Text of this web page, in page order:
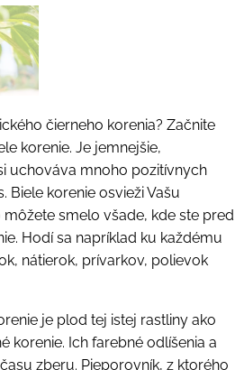
čierneho korenia? Začnite
korenie. Je jemnejšie,
uchováva mnoho pozitívnych
Biele korenie osvieži Vašu
smelo všade, kde ste pred
Hodí sa napríklad ku každému
nátierok, prívarkov, polievok
je plod tej istej rastliny ako
korenie. Ich farebné odlíšenia a
zberu. Pieporovník, z ktorého